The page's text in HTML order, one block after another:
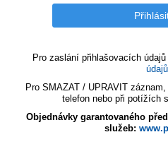
Pro zaslání přihlašovacích
Pro SMAZAT / UPRAVIT
telefon nebo při potížích
Objednávky garantovaného
služeb: